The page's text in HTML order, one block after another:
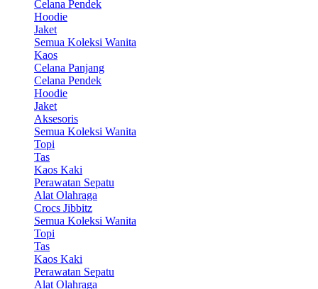
Celana Pendek
Hoodie
Jaket
Semua Koleksi Wanita
Kaos
Celana Panjang
Celana Pendek
Hoodie
Jaket
Aksesoris
Semua Koleksi Wanita
Topi
Tas
Kaos Kaki
Perawatan Sepatu
Alat Olahraga
Crocs Jibbitz
Semua Koleksi Wanita
Topi
Tas
Kaos Kaki
Perawatan Sepatu
Alat Olahraga